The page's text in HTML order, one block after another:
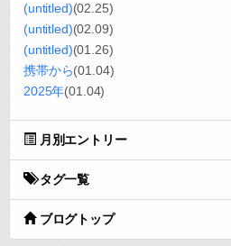
(untitled)(02.25)
(untitled)(02.09)
(untitled)(01.26)
携帯から(01.04)
2025年(01.04)
月別エントリー
タグ一覧
ブログトップ